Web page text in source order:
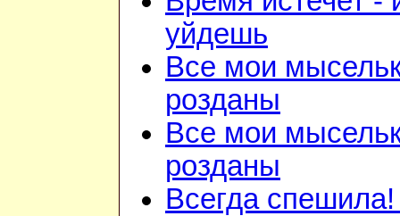
уйдешь
Все мои
розданы
Все мои
розданы
Всегда